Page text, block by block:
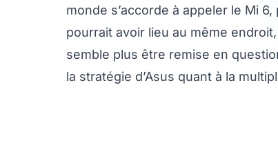
monde s’accorde à appeler le Mi
pourrait avoir lieu au même
semble plus être remise en
la stratégie d’Asus quant à la